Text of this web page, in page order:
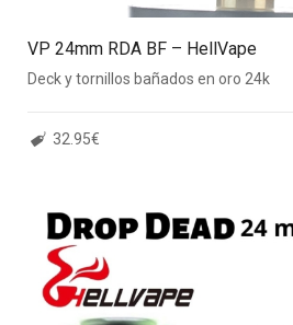
VP 24mm RDA BF – HellVape
Deck y tornillos bañados en oro 24k
32.95€